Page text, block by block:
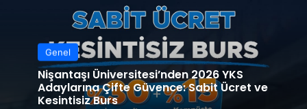
Genel
Nişantaşı Üniversitesi’nden 2026 YKS
Adaylarına Çifte Güvence: Sabit Ücret ve
Kesintisiz Burs